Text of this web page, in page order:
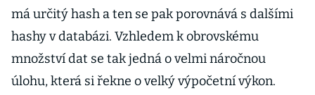
má určitý hash a ten se pak porovnává s dalšími
hashy v databázi. Vzhledem k obrovskému
množství dat se tak jedná o velmi náročnou
úlohu, která si řekne o velký výpočetní výkon.